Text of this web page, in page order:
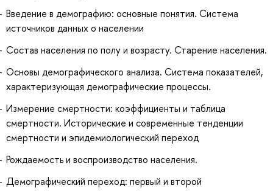
Введение в демографию: основные понятия. Система
источников данных о населении
Состав населения по полу и возрасту. Старение населения.
Основы демографического анализа. Система показателей,
характеризующая демографические процессы.
Измерение смертности: коэффициенты и таблица
смертности. Исторические и современные тенденции
смертности и эпидемиологический переход
Рождаемость и воспроизводство населения.
Демографический переход: первый и второй